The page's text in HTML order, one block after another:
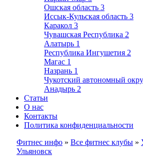
Ошская область 3
Иссык-Кульская область 3
Каракол 3
Чувашская Республика 2
Алатырь 1
Республика Ингушетия 2
Магас 1
Назрань 1
Чукотский автономный
Анадырь 2
Статьи
О нас
Контакты
Политика конфиденциальности
Фитнес инфо » Все фитнес клубы »
Ульяновск